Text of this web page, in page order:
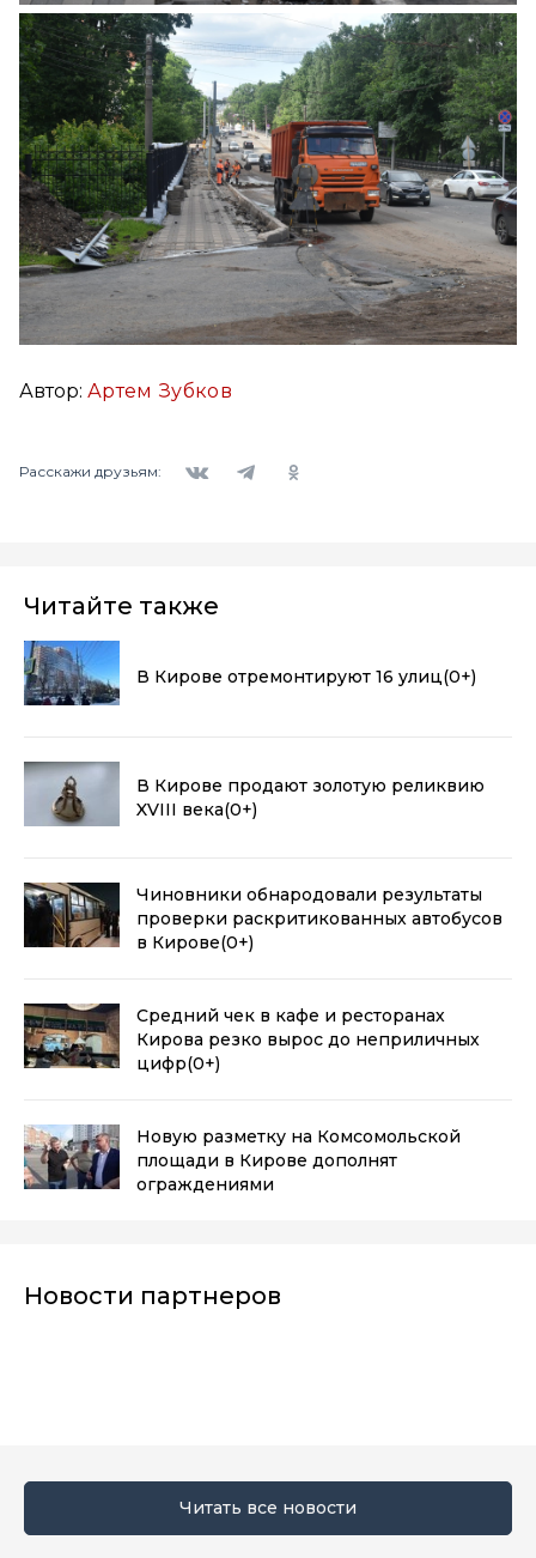
Автор: Артем Зубков
Расскажи друзьям:
Читайте также
В Кирове отремонтируют 16 улиц(0+)
В Кирове продают золотую реликвию
XVIII века(0+)
Чиновники обнародовали результаты
проверки раскритикованных автобусов
в Кирове(0+)
Средний чек в кафе и ресторанах
Кирова резко вырос до неприличных
цифр(0+)
Новую разметку на Комсомольской
площади в Кирове дополнят
ограждениями
Новости партнеров
Читать все новости